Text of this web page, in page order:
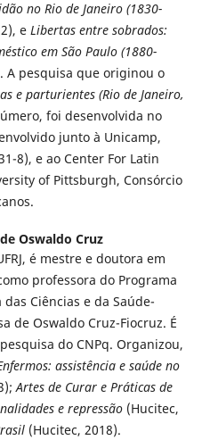
no Rio de Janeiro (1830-
e Libertas entre sobrados:
em São Paulo (1880-
A pesquisa que originou o
e parturientes (Rio de Janeiro,
foi desenvolvida no
junto à Unicamp,
8), e ao Center For Latin
of Pittsburgh, Consórcio
Oswaldo Cruz
é mestre e doutora em
professora do Programa
Ciências e da Saúde-
de Oswaldo Cruz-Fiocruz. É
do CNPq. Organizou,
assistência e saúde no
Artes de Curar e Práticas de
e repressão(Hucitec,
(Hucitec, 2018).